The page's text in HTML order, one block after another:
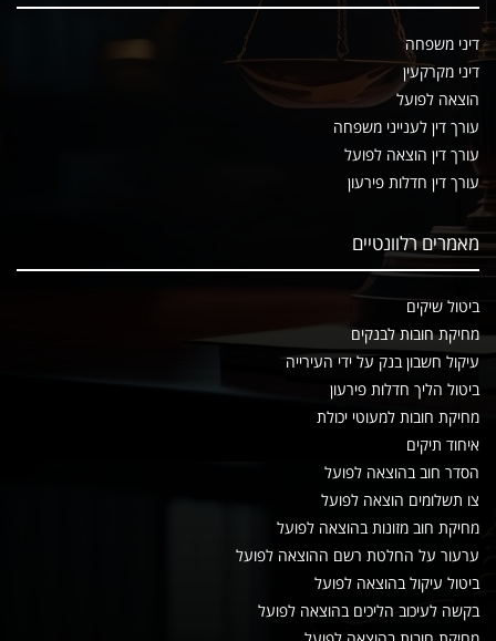
דיני משפחה
דיני מקרקעין
הוצאה לפועל
עורך דין לענייני משפחה
עורך דין הוצאה לפועל
עורך דין חדלות פירעון
מאמרים רלוונטיים
ביטול שיקים
מחיקת חובות לבנקים
עיקול חשבון בנק על ידי העירייה
ביטול הליך חדלות פירעון
מחיקת חובות למעוטי יכולת
איחוד תיקים
הסדר חוב בהוצאה לפועל
צו תשלומים הוצאה לפועל
מחיקת חוב מזונות בהוצאה לפועל
ערעור על החלטת רשם ההוצאה לפועל
ביטול עיקול בהוצאה לפועל
בקשה לעיכוב הליכים בהוצאה לפועל